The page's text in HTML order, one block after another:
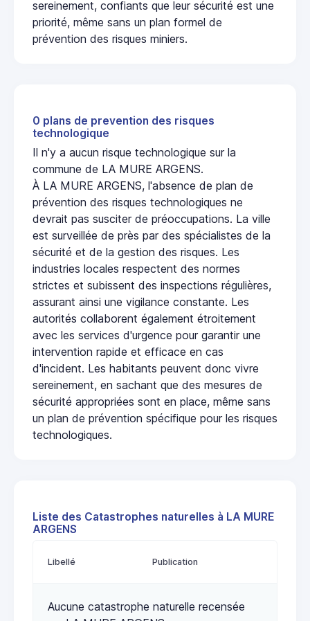
sereinement, confiants que leur sécurité est une
priorité, même sans un plan formel de
prévention des risques miniers.
0 plans de prevention des risques
technologique
Il n'y a aucun risque technologique sur la
commune de LA MURE ARGENS.
À LA MURE ARGENS, l'absence de plan de
prévention des risques technologiques ne
devrait pas susciter de préoccupations. La ville
est surveillée de près par des spécialistes de la
sécurité et de la gestion des risques. Les
industries locales respectent des normes
strictes et subissent des inspections régulières,
assurant ainsi une vigilance constante. Les
autorités collaborent également étroitement
avec les services d'urgence pour garantir une
intervention rapide et efficace en cas
d'incident. Les habitants peuvent donc vivre
sereinement, en sachant que des mesures de
sécurité appropriées sont en place, même sans
un plan de prévention spécifique pour les risques
technologiques.
Liste des Catastrophes naturelles à LA MURE
ARGENS
Libellé Publication
Aucune catastrophe naturelle recensée